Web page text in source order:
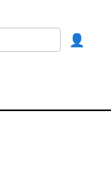
👤